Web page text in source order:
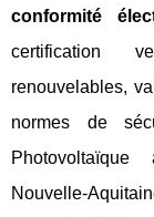
conformité
certification
renouvelables,
normes de
Nouvelle-